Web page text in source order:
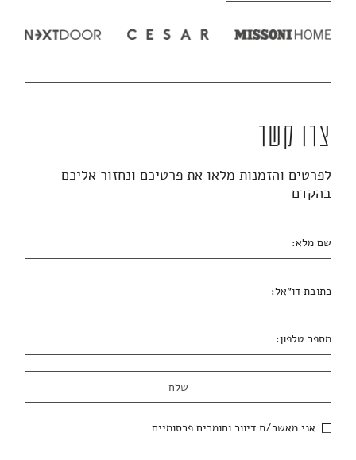
צרו קשר
לפרטים והזמנות מלאו את פרטיכם ונחזור אליכם
בהקדם
שם מלא:
כתובת דו״אל:
מספר טלפון:
אני מאשר/ת דיוור וחומרים פרסומיים